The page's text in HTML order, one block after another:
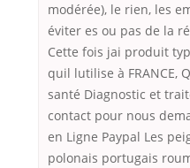
modérée), le rien, les
éviter es ou pas de la
Cette fois jai produit
quil lutilise à FRANCE,
santé Diagnostic et
contact pour nous
en Ligne Paypal Les
polonais portugais